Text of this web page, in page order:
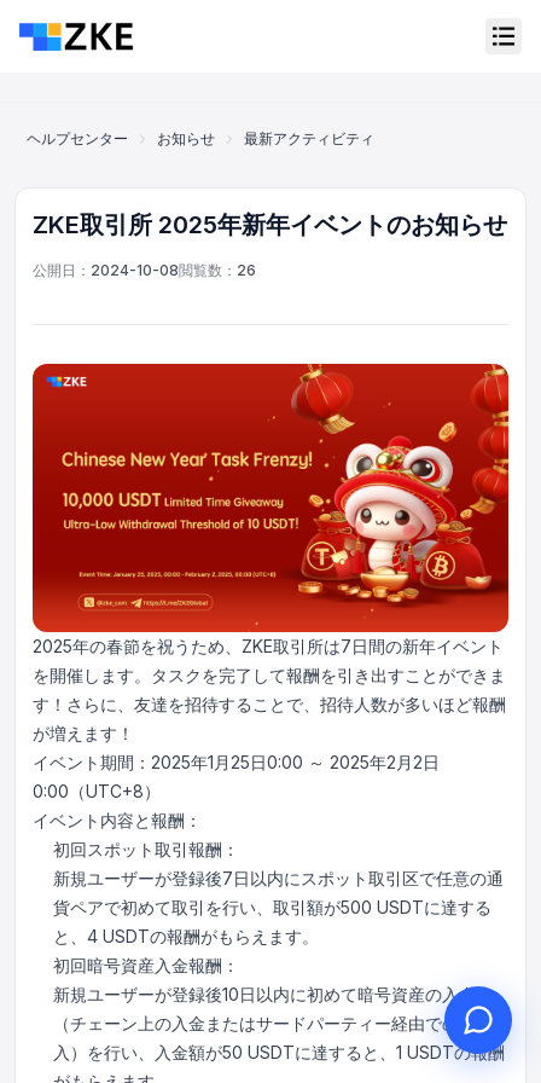
ヘルプセンター お知らせ 最新アクティビティ
ZKE取引所 2025年新年イベントのお知らせ
公開日： 2024-10-08閲覧数： 26
2025年の春節を祝うため、ZKE取引所は7日間の新年イベント
を開催します。タスクを完了して報酬を引き出すことができま
す！さらに、友達を招待することで、招待人数が多いほど報酬
が増えます！
イベント期間：2025年1月25日0:00 ～ 2025年2月2日
0:00（UTC+8）
イベント内容と報酬：
初回スポット取引報酬：
新規ユーザーが登録後7日以内にスポット取引区で任意の通
貨ペアで初めて取引を行い、取引額が500 USDTに達する
と、4 USDTの報酬がもらえます。
初回暗号資産入金報酬：
新規ユーザーが登録後10日以内に初めて暗号資産の入金
（チェーン上の入金またはサードパーティー経由での購
入）を行い、入金額が50 USDTに達すると、1 USDTの報酬
オンラインカスタマーサービス
Support Center
こんにちは、何かお手伝いで
きることはありますか？
いただけます